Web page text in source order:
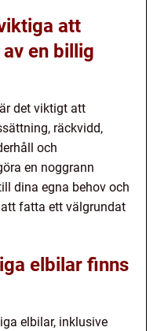
att
en billig
det viktigt att
räckvidd,
och
en noggrann
dina egna behov och
fatta ett välgrundat
elbilar finns
elbilar, inklusive